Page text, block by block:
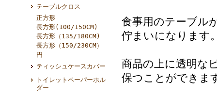
テーブルクロス
正方形
長方形(100/150CM)
長方形（135/180CM)
長方形（150/230CM）
円
ティッシュケースカバー
トイレットペーパーホル
ダー
食事用のテーブル
佇まいになります
商品の上に透明な
保つことができま